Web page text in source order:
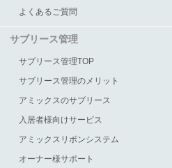
よくあるご質問
サブリース管理
サブリース管理TOP
サブリース管理のメリット
アミックスのサブリース
入居者様向けサービス
アミックスリボンシステム
オーナー様サポート